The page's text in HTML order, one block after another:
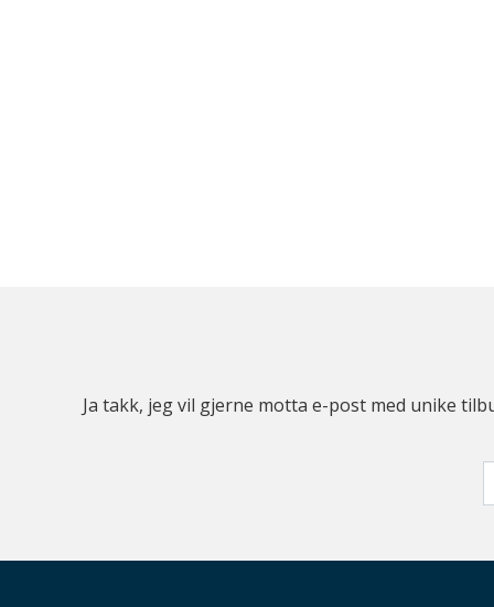
Ja takk, jeg vil gjerne motta e-post med unike